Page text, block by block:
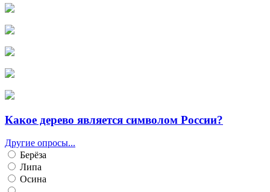
Какое дерево является символом России?
Другие опросы...
Берёза
Липа
Осина